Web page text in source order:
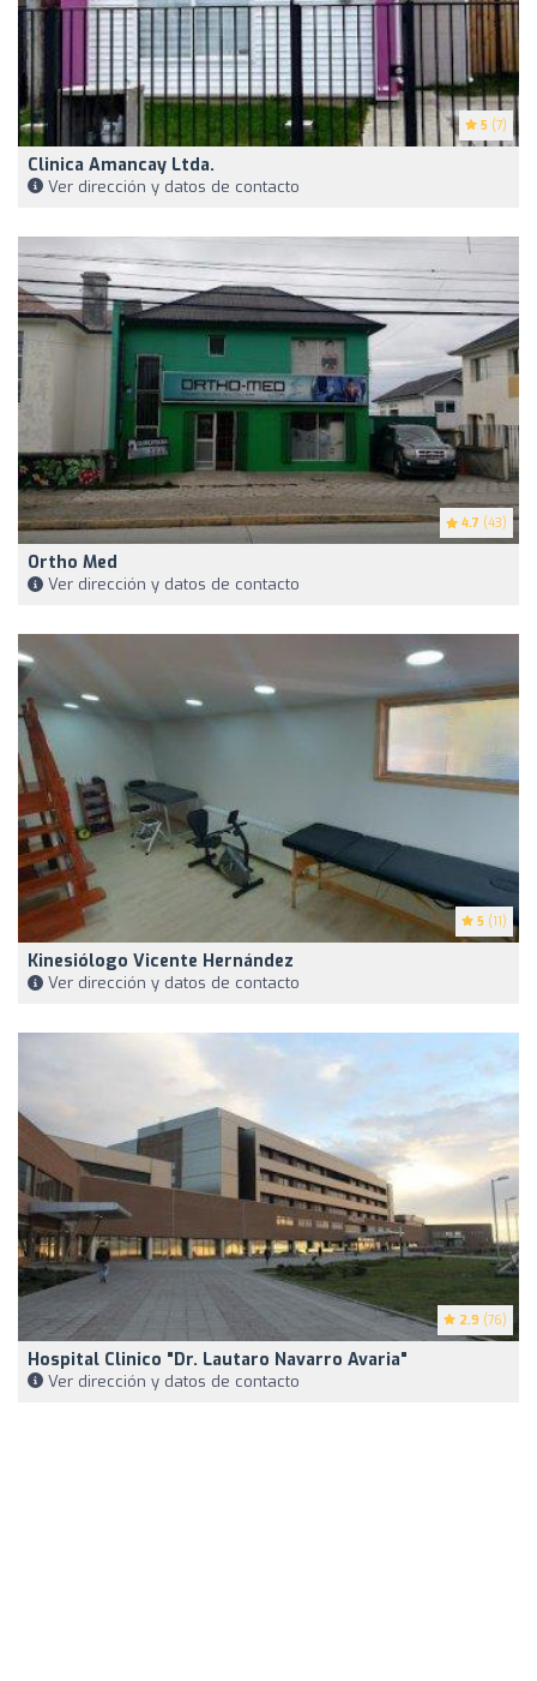
5 (7)
Clinica Amancay Ltda.
Ver dirección y datos de contacto
4.7 (43)
Ortho Med
Ver dirección y datos de contacto
5 (11)
Kinesiólogo Vicente Hernández
Ver dirección y datos de contacto
2.9 (76)
Hospital Clinico "Dr. Lautaro Navarro Avaria"
Ver dirección y datos de contacto